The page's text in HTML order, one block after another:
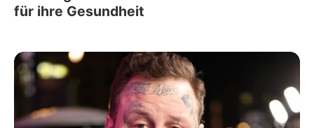
für ihre Gesundheit